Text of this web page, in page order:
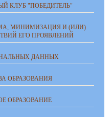
КЛУБ "ПОБЕДИТЕЛЬ"
МИНИМИЗАЦИЯ И (ИЛИ)
ЕГО ПРОЯВЛЕНИЙ
ДАННЫХ
ОБРАЗОВАНИЯ
ОБРАЗОВАНИЕ